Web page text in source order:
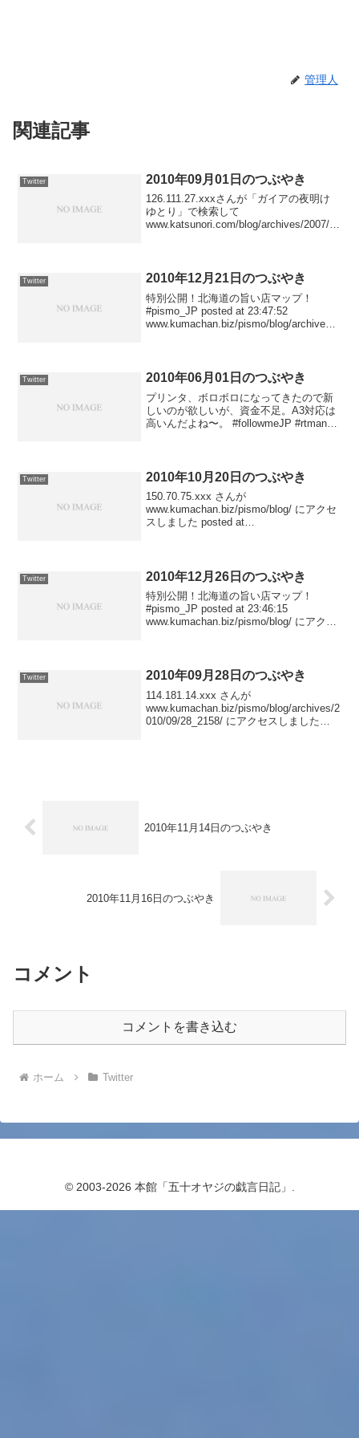
管理人
関連記事
Twitter 2010年09月01日のつぶやき
126.111.27.xxxさんが「ガイアの夜明け
ゆとり」で検索して
www.katsunori.com/blog/archives/2007/03
Twitter 2010年12月21日のつぶやき
特別公開！北海道の旨い店マップ！
#pismo_JP posted at 23:47:52
www.kumachan.biz/pismo/blog/archives/2
Twitter 2010年06月01日のつぶやき
プリンタ、ボロボロになってきたので新
しいのが欲しいが、資金不足。A3対応は
高いんだよね〜。 #followmeJP #rtmansh
Twitter 2010年10月20日のつぶやき
150.70.75.xxx さんが
www.kumachan.biz/pismo/blog/ にアクセ
スしました posted at
Twitter 2010年12月26日のつぶやき
特別公開！北海道の旨い店マップ！
#pismo_JP posted at 23:46:15
www.kumachan.biz/pismo/blog/ にアクセ
Twitter 2010年09月28日のつぶやき
114.181.14.xxx さんが
www.kumachan.biz/pismo/blog/archives/2
010/09/28_2158/ にアクセスしました
2010年11月14日のつぶやき
2010年11月16日のつぶやき
コメント
コメントを書き込む
ホーム Twitter
© 2003-2026 本館「五十オヤジの戯言日記」.